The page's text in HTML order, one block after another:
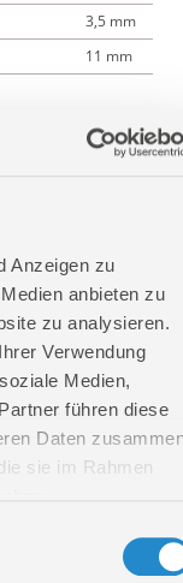
Anzeigen zu
anbieten zu
zu analysieren.
Verwendung
Medien,
führen diese
Daten
sie im Rahmen
3,5 mm
11 mm
85 mm
35 mm
0,05 kg
4015671657206